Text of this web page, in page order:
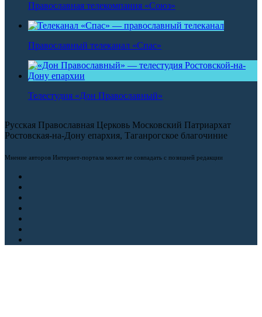
Православная телекомпания «Союз»
Православный телеканал «Спас»
Телестудия «Дон Православный»
Русская Православная Церковь Московский Патриархат
Ростовская-на-Дону епархия, Таганрогское благочиние
Мнение авторов Интернет-портала может не совпадать с позицией редакции